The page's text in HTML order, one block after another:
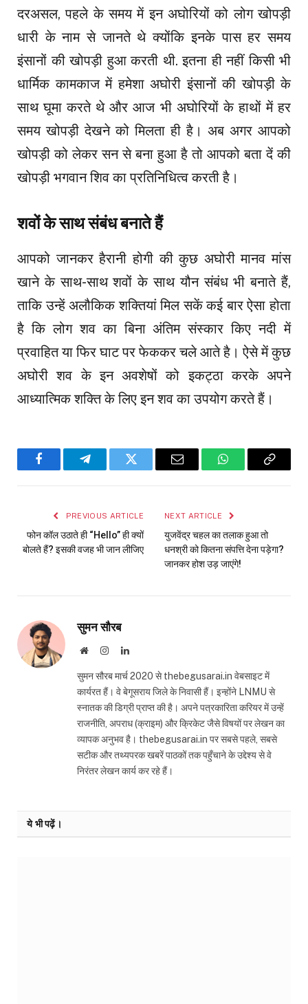
दरअसल, पहले के समय में इन अघोरियों को लोग खोपड़ी
धारी के नाम से जानते थे क्योंकि इनके पास हर समय
इंसानों की खोपड़ी हुआ करती थी. इतना ही नहीं किसी भी
धार्मिक कामकाज में हमेशा अघोरी इंसानों की खोपड़ी के
साथ घूमा करते थे और आज भी अघोरियों के हाथों में हर
समय खोपड़ी देखने को मिलता ही है। अब अगर आपको
खोपड़ी को लेकर सन से बना हुआ है तो आपको बता दें की
खोपड़ी भगवान शिव का प्रतिनिधित्व करती है।
शवों के साथ संबंध बनाते हैं
आपको जानकर हैरानी होगी की कुछ अघोरी मानव मांस
खाने के साथ-साथ शवों के साथ यौन संबंध भी बनाते हैं,
ताकि उन्हें अलौकिक शक्तियां मिल सकें कई बार ऐसा होता
है कि लोग शव का बिना अंतिम संस्कार किए नदी में
प्रवाहित या फिर घाट पर फेककर चले आते है। ऐसे में कुछ
अघोरी शव के इन अवशेषों को इकट्ठा करके अपने
आध्यात्मिक शक्ति के लिए इन शव का उपयोग करते हैं।
FacebookTelegramTwitter Email WhatsAppCopy
PREVIOUS ARTICLE
फोन कॉल उठाते ही “Hello” ही क्यों
बोलते हैं? इसकी वजह भी जान लीजिए
NEXT ARTICLE
युजवेंद्र चहल का तलाक हुआ तो
धनश्री को कितना संपत्ति देना पड़ेगा?
जानकर होश उड़ जाएंगे!
सुमन सौरब
WebsiteInstagramLinkedIn
सुमन सौरब मार्च 2020 से thebegusarai.in वेबसाइट में
कार्यरत हैं। वे बेगूसराय जिले के निवासी हैं। इन्होंने LNMU से
स्नातक की डिग्री प्राप्त की है। अपने पत्रकारिता करियर में उन्हें
राजनीति, अपराध (क्राइम) और क्रिकेट जैसे विषयों पर लेखन का
व्यापक अनुभव है। thebegusarai.in पर सबसे पहले, सबसे
सटीक और तथ्यपरक खबरें पाठकों तक पहुँचाने के उद्देश्य से वे
निरंतर लेखन कार्य कर रहे हैं।
ये भी पढ़ें।